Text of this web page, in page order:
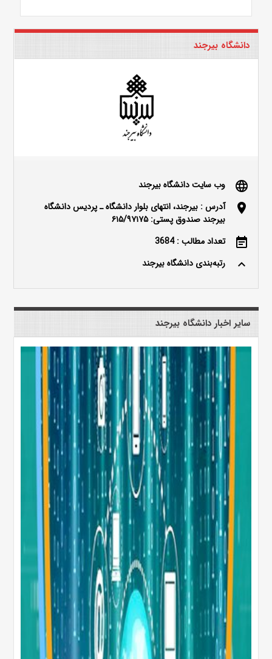
دانشگاه بیرجند
language وب سایت دانشگاه بیرجند
location_on
آدرس : بیرجند، انتهای بلوار دانشگاه ـ پردیس دانشگاه
بیرجند صندوق پستی: ۶۱۵/۹۷۱۷۵
event_note تعداد مطالب : 3684
keyboard_arrow_up رتبه‌بندی دانشگاه بیرجند
سایر اخبار دانشگاه بیرجند